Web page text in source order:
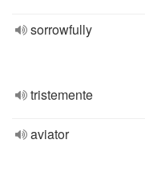
sorrowfully
tristemente
aviator